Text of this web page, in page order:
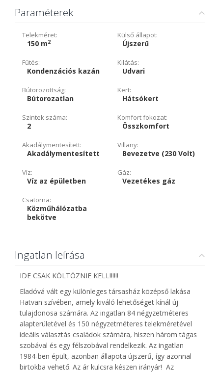
Paraméterek
Telekméret:
150 m2
Külső állapot:
Újszerű
Fűtés:
Kondenzációs kazán
Kilátás:
Udvari
Bútorozottság:
Bútorozatlan
Kert:
Hátsókert
Szintek száma:
2
Komfort fokozat:
Összkomfort
Akadálymentesített:
Akadálymentesített
Villany:
Bevezetve (230 Volt)
Víz:
Víz az épületben
Gáz:
Vezetékes gáz
Csatorna:
Közműhálózatba
bekötve
Ingatlan leírása
IDE CSAK KÖLTÖZNIE KELL!!!!!!
Eladóvá vált egy különleges társasház középső lakása
Hatvan szívében, amely kiváló lehetőséget kínál új
tulajdonosa számára. Az ingatlan 84 négyzetméteres
alapterületével és 150 négyzetméteres telekméretével
ideális választás családok számára, hiszen három tágas
szobával és egy félszobával rendelkezik. Az ingatlan
1984-ben épült, azonban állapota újszerű, így azonnal
birtokba vehető. Az ár kulcsra készen irányár! Az